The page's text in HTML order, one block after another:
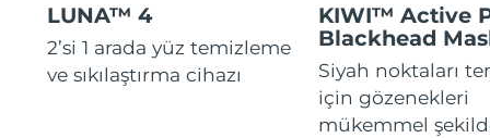
LUNA™ 4
2’si 1 arada yüz temizleme
ve sıkılaştırma cihazı
KIWI™ Active
Blackhead
Siyah noktaları
için gözenekleri
mükemmel